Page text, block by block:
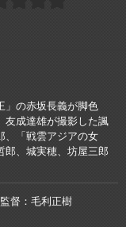
」の赤坂長義が脚色
友成達雄が撮影した諷
、「戦雲アジアの女
郎、城実穂、坊屋三郎
監督
毛利正樹